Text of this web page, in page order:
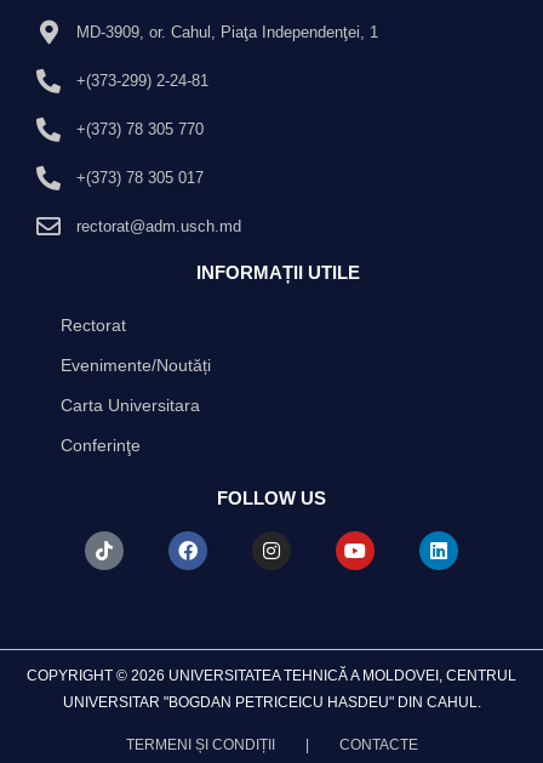
MD-3909, or. Cahul, Piaţa Independenţei, 1
+(373-299) 2-24-81
+(373) 78 305 770
+(373) 78 305 017
rectorat@adm.usch.md
INFORMAȚII UTILE
Rectorat
Evenimente/Noutăți
Carta Universitara
Conferinţe
FOLLOW US
T
i
F
a
o
k
I
n
r
a
m
Y
o
e
L
i
i
n
COPYRIGHT © 2026 UNIVERSITATEA TEHNICĂ A MOLDOVEI, CENTRUL
UNIVERSITAR "BOGDAN PETRICEICU HASDEU" DIN CAHUL.
TERMENI ȘI CONDIȚII CONTACTE